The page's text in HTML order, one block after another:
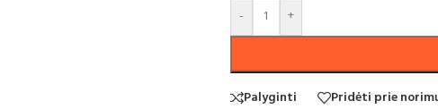
- +
Palyginti Pridėti prie